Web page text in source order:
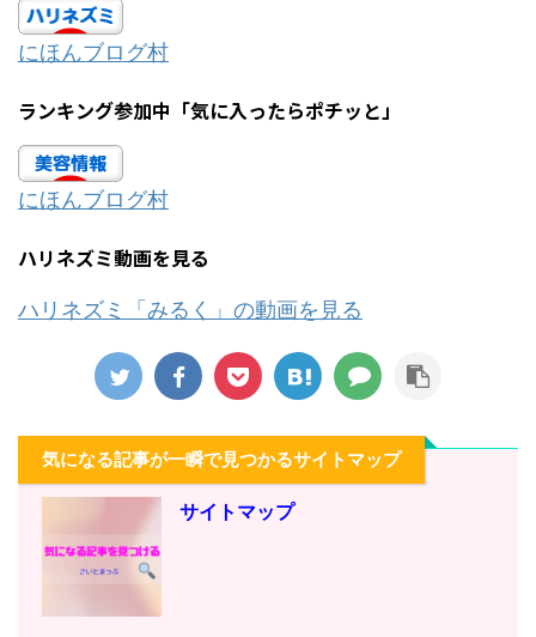
にほんブログ村
ランキング参加中「気に入ったらポチッと」
にほんブログ村
ハリネズミ動画を見る
ハリネズミ「みるく」の動画を見る
気になる記事が一瞬で見つかるサイトマップ
サイトマップ